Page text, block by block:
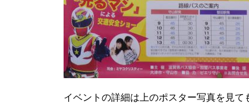
イベントの詳細は上のポスター写真を見